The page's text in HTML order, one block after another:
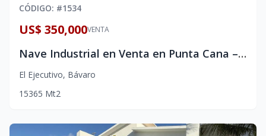
CÓDIGO: #1534
VENTA
US$ 350,000
Nave Industrial en Venta en Punta Cana – Bávaro | 365 m² | US$350,000
El Ejecutivo, Bávaro
1 5365 Mt2